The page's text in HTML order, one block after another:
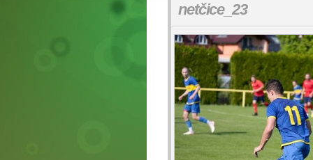
netčice_23